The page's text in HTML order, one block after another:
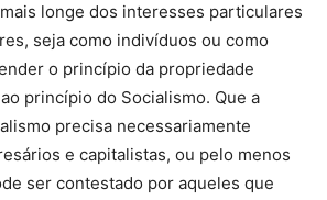
longe dos interesses particulares
seja como indivíduos ou como
o princípio da propriedade
princípio do Socialismo. Que a
precisa necessariamente
e capitalistas, ou pelo menos
ser contestado por aqueles que